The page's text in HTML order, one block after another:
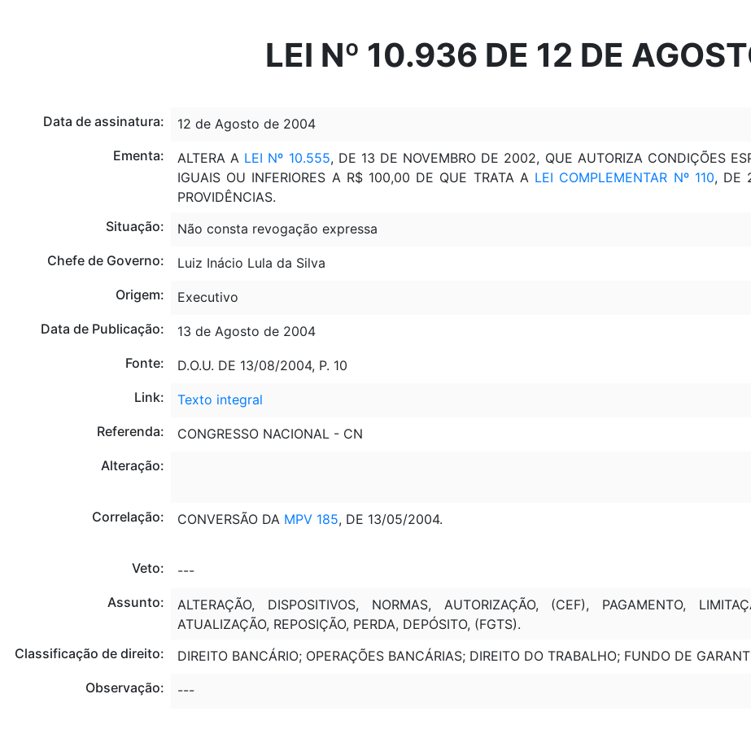
LEI Nº 10.936 DE 12 DE
Data de assinatura:
12 de Agosto de 2004
Ementa:
ALTERA A LEI Nº 10.555, DE 13 DE NOVEMBRO DE 2002, QUE AUTORIZA CONDIÇÕES
IGUAIS OU INFERIORES A R$ 100,00 DE QUE TRATA A LEI COMPLEMENTAR Nº 110, DE
PROVIDÊNCIAS.
Situação:
Não consta revogação expressa
Chefe de Governo:
Luiz Inácio Lula da Silva
Origem:
Executivo
Data de Publicação:
13 de Agosto de 2004
Fonte:
D.O.U. DE 13/08/2004, P. 10
Link:
Texto integral
Referenda:
CONGRESSO NACIONAL - CN
Alteração:
Correlação: CONVERSÃO DA MPV 185, DE 13/05/2004.
Veto:
---
Assunto:
ALTERAÇÃO, DISPOSITIVOS, NORMAS, AUTORIZAÇÃO, (CEF), PAGAMENTO,
ATUALIZAÇÃO, REPOSIÇÃO, PERDA, DEPÓSITO, (FGTS).
Classificação de direito:
DIREITO BANCÁRIO; OPERAÇÕES BANCÁRIAS; DIREITO DO TRABALHO; FUNDO DE
Observação:
---